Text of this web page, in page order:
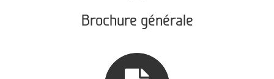
Brochure générale